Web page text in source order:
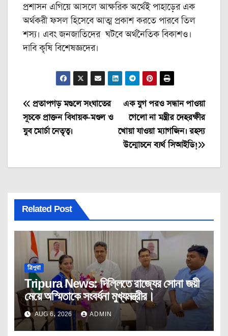
প্রশাসন এগিয়ে আসলে আক্ষরিক অর্থেই পাহাড়ের এক
অর্থকরী ফসল হিসেবে আত্ম প্রকাশ করতে পারবে তিল
শস্য। এবং জনজাতিদের ঘটবে অর্থনৈতিক বিকাশও।
দাবি কৃষি বিশেষজ্ঞদের।
Post
navigation
এক যুগ পরও সন্ধান পাওয়া
গেলো না মন্ত্রীর দেহরক্ষীর
খোয়া যাওয়া ম্যাগজিন। রহস্য
উন্মোচনে ব্যর্থ সিআইডি!
প্রতাপগড় মণ্ডলে সংঘাতের
সূচকে প্রাক্তন বিধায়ক-মণ্ডল ও
যুব মোর্চা নেতৃত্ব।
Related Post
ত্রিপুরা
Tripura News: দিল্লিতে রাজ্যের সোনা জয়ী
মেয়ে অস্মিতাকে সংবর্ধনা মুখ্যমন্ত্রীর।
AUG 6, 2026 ADMIN